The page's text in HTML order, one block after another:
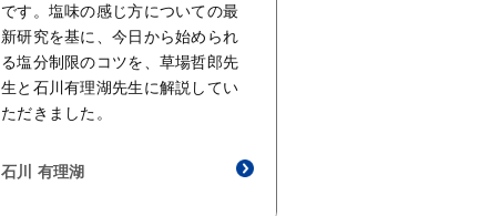
です。塩味の感じ方についての最
新研究を基に、今日から始められ
る塩分制限のコツを、草場哲郎先
生と石川有理湖先生に解説してい
ただきました。
石川 有理湖